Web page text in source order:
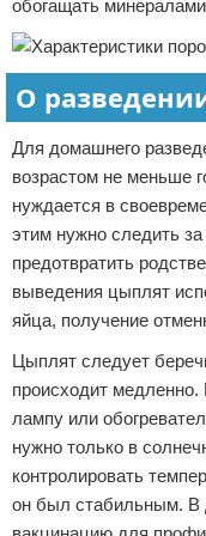
обогащать
О
Для домашнего
возрастом не меньше
нуждается в
этим нужно следить
предотвратить
выведения цыплят
яйца, получение
Цыплят следует
происходит
лампу или
нужно только в
контролировать
он был стабильным. В